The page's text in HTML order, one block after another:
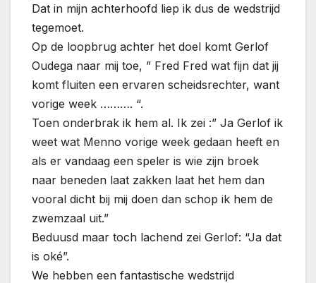
Dat in mijn achterhoofd liep ik dus de wedstrijd
tegemoet.
Op de loopbrug achter het doel komt Gerlof
Oudega naar mij toe, ” Fred Fred wat fijn dat jij
komt fluiten een ervaren scheidsrechter, want
vorige week ………. “.
Toen onderbrak ik hem al. Ik zei :” Ja Gerlof ik
weet wat Menno vorige week gedaan heeft en
als er vandaag een speler is wie zijn broek
naar beneden laat zakken laat het hem dan
vooral dicht bij mij doen dan schop ik hem de
zwemzaal uit.”
Beduusd maar toch lachend zei Gerlof: “Ja dat
is oké”.
We hebben een fantastische wedstrijd